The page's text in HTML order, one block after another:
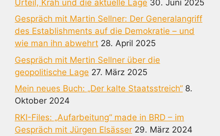
Urteil, Krah und die aktuelle Lage 30. Juni 2025
Gespräch mit Martin Sellner: Der Generalangriff
des Establishments auf die Demokratie – und
wie man ihn abwehrt 28. April 2025
Gespräch mit Mertin Sellner über die
geopolitische Lage 27. März 2025
Mein neues Buch: „Der kalte Staatsstreich“ 8.
Oktober 2024
RKI-Files: „Aufarbeitung“ made in BRD – im
Gespräch mit Jürgen Elsässer 29. März 2024